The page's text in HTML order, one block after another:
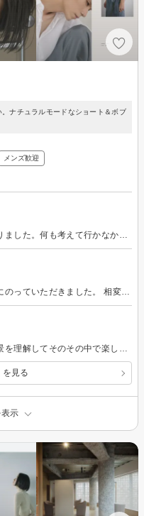
ナチュラルモードなショート＆ボブ
メンズ歓迎
女性のスタッフの方が多く、安心感がありました。何も考えて行かなかったのですが、丁寧に提案してもらって助かりました。 また行きたいです。
少し雰囲気を変えたいと思い立ち、相談にのっていただきました。 相変わらずのカットのすばらしさに、とても満足しています。 カラーやパーマをせずにカットのみで雰囲気を変えられるカットの技術に本当に満足です。ありがとうございました。
服装やトレンドまた職業などお客様の背景を理解してそのその中で楽しめる髪型を提案してくれることが技術が高いなーと思います。 人柄も素敵なので心地よい時間を過ごせてます。 またよろしくお願いします。
見る
示